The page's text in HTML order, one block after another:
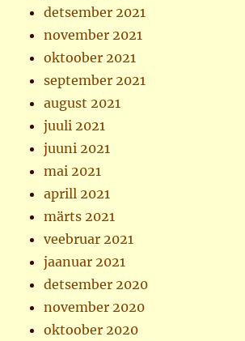
detsember 2021
november 2021
oktoober 2021
september 2021
august 2021
juuli 2021
juuni 2021
mai 2021
aprill 2021
märts 2021
veebruar 2021
jaanuar 2021
detsember 2020
november 2020
oktoober 2020